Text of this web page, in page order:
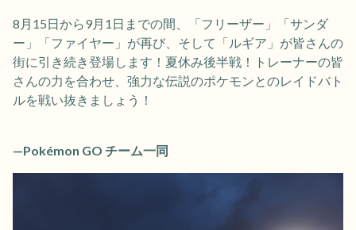
8月15日から9月1日までの間、「フリーザー」「サンダ
ー」「ファイヤー」が再び、そして「ルギア」が皆さんの
街に引き続き登場します！夏休み後半戦！トレーナーの皆
さんの力を合わせ、強力な伝説のポケモンとのレイドバト
ルを戦い抜きましょう！
—Pokémon GO チーム一同